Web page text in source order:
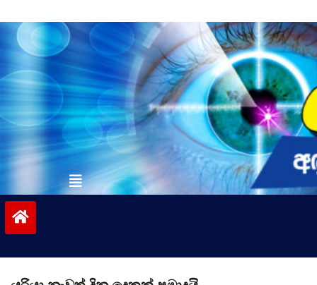
to
contentvinivida.lk